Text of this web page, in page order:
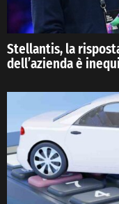
Stellantis, la
dell’azienda è